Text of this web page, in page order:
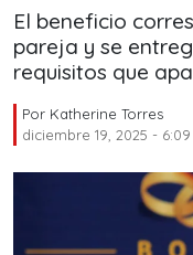
El beneficio
pareja y se
requisitos que
Por Katherine Torres
diciembre 19, 2025 -